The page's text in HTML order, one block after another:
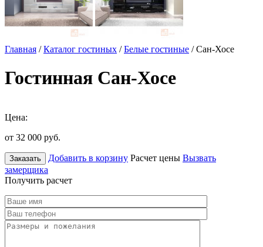
Главная /Каталог гостиных /Белые гостиные / Сан-Хосе
Гостинная Сан-Хосе
Цена:
от 32 000 руб.
Заказать Добавить в корзину Расчет цены Вызвать
замерщика
Получить расчет